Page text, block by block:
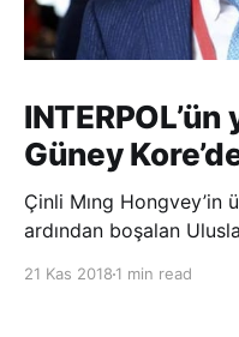
INTERPOL’ün
Güney
Çinli Mıng Hongvey’in
ardından boşalan
21 Kas 2018 1 min read